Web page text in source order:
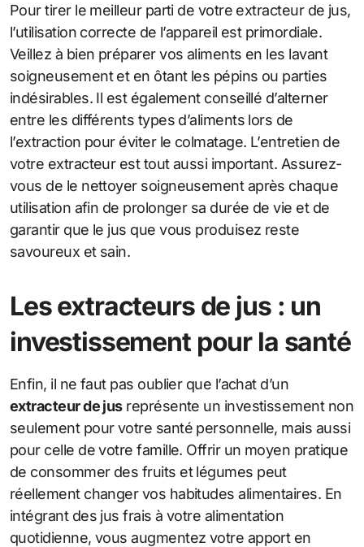
Pour tirer le meilleur parti de votre extracteur de jus,
l’utilisation correcte de l’appareil est primordiale.
Veillez à bien préparer vos aliments en les lavant
soigneusement et en ôtant les pépins ou parties
indésirables. Il est également conseillé d’alterner
entre les différents types d’aliments lors de
l’extraction pour éviter le colmatage. L’entretien de
votre extracteur est tout aussi important. Assurez-
vous de le nettoyer soigneusement après chaque
utilisation afin de prolonger sa durée de vie et de
garantir que le jus que vous produisez reste
savoureux et sain.
Les extracteurs de jus : un
investissement pour la santé
Enfin, il ne faut pas oublier que l’achat d’un
extracteur de jusreprésente un investissement non
seulement pour votre santé personnelle, mais aussi
pour celle de votre famille. Offrir un moyen pratique
de consommer des fruits et légumes peut
réellement changer vos habitudes alimentaires. En
intégrant des jus frais à votre alimentation
quotidienne, vous augmentez votre apport en